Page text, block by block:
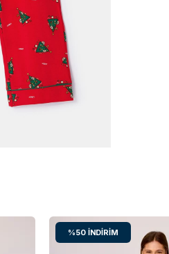
%50 İNDIRIM